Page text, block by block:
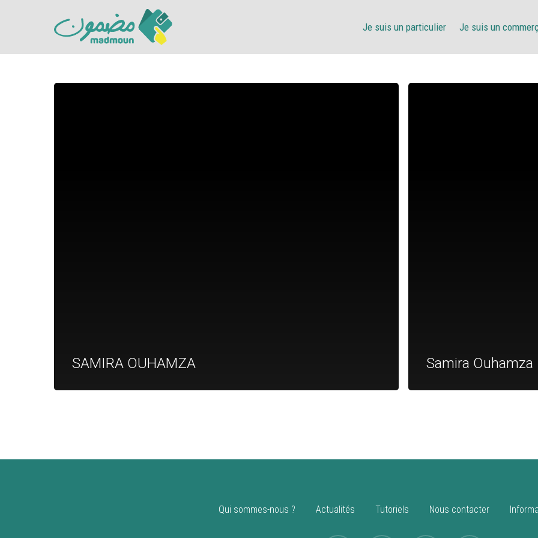
Je suis un particulier Je suis un
SAMIRA OUHAMZA Samira Ouhamza
Qui sommes-nous ? Actualités Tutoriels Nous contacter